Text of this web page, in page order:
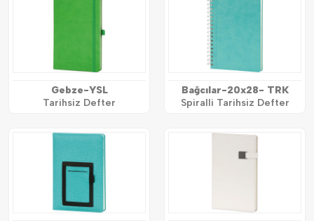
Gebze-YSL
Tarihsiz Defter
Bağcılar-20x28- TRK
Spiralli Tarihsiz Defter